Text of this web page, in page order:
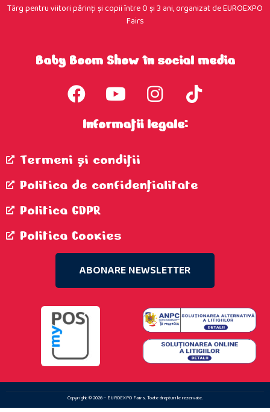
Târg pentru viitori părinţi şi copii între 0 şi 3 ani, organizat de EUROEXPO
Fairs
Baby Boom Show în social media
Informații legale:
Termeni şi condiţii
Politica de confidenţialitate
Politica GDPR
Politica Cookies
ABONARE NEWSLETTER
Copyright © 2026 – EUROEXPO Fairs. Toate drepturile rezervate.